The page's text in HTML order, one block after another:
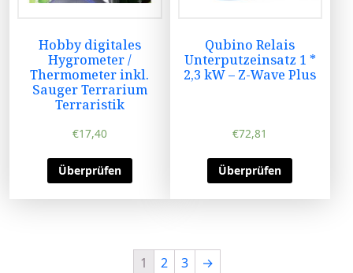
Hobby digitales
Hygrometer /
Thermometer inkl.
Sauger Terrarium
Terraristik
€17,40
Überprüfen
Qubino Relais
Unterputzeinsatz 1 *
2,3 kW – Z-Wave Plus
€72,81
Überprüfen
1 2 3 →